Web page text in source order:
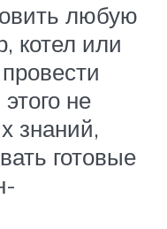
любую
котел или
не
знаний,
готовые